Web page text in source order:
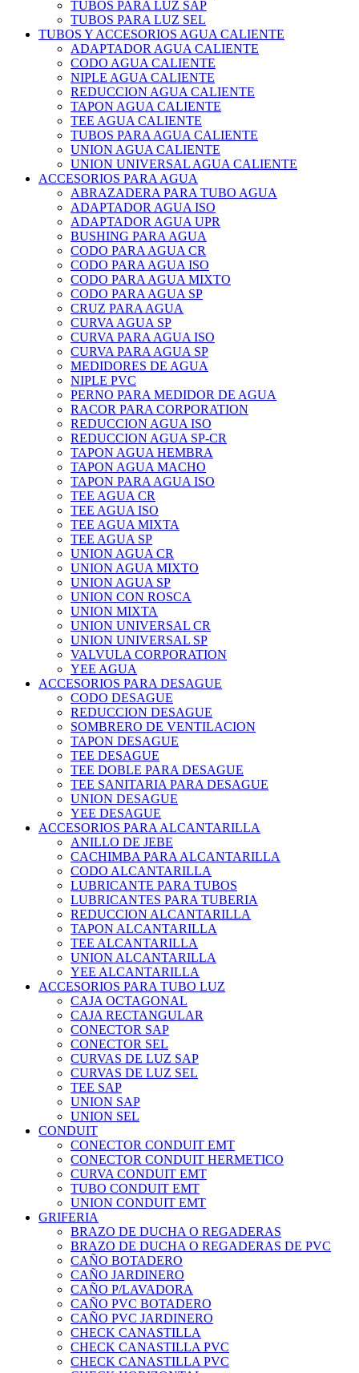
TUBOS PARA LUZ SAP
TUBOS PARA LUZ SEL
TUBOS Y ACCESORIOS AGUA CALIENTE
ADAPTADOR AGUA CALIENTE
CODO AGUA CALIENTE
NIPLE AGUA CALIENTE
REDUCCION AGUA CALIENTE
TAPON AGUA CALIENTE
TEE AGUA CALIENTE
TUBOS PARA AGUA CALIENTE
UNION AGUA CALIENTE
UNION UNIVERSAL AGUA CALIENTE
ACCESORIOS PARA AGUA
ABRAZADERA PARA TUBO AGUA
ADAPTADOR AGUA ISO
ADAPTADOR AGUA UPR
BUSHING PARA AGUA
CODO PARA AGUA CR
CODO PARA AGUA ISO
CODO PARA AGUA MIXTO
CODO PARA AGUA SP
CRUZ PARA AGUA
CURVA AGUA SP
CURVA PARA AGUA ISO
CURVA PARA AGUA SP
MEDIDORES DE AGUA
NIPLE PVC
PERNO PARA MEDIDOR DE AGUA
RACOR PARA CORPORATION
REDUCCION AGUA ISO
REDUCCION AGUA SP-CR
TAPON AGUA HEMBRA
TAPON AGUA MACHO
TAPON PARA AGUA ISO
TEE AGUA CR
TEE AGUA ISO
TEE AGUA MIXTA
TEE AGUA SP
UNION AGUA CR
UNION AGUA MIXTO
UNION AGUA SP
UNION CON ROSCA
UNION MIXTA
UNION UNIVERSAL CR
UNION UNIVERSAL SP
VALVULA CORPORATION
YEE AGUA
ACCESORIOS PARA DESAGUE
CODO DESAGUE
REDUCCION DESAGUE
SOMBRERO DE VENTILACION
TAPON DESAGUE
TEE DESAGUE
TEE DOBLE PARA DESAGUE
TEE SANITARIA PARA DESAGUE
UNION DESAGUE
YEE DESAGUE
ACCESORIOS PARA ALCANTARILLA
ANILLO DE JEBE
CACHIMBA PARA ALCANTARILLA
CODO ALCANTARILLA
LUBRICANTE PARA TUBOS
LUBRICANTES PARA TUBERIA
REDUCCION ALCANTARILLA
TAPON ALCANTARILLA
TEE ALCANTARILLA
UNION ALCANTARILLA
YEE ALCANTARILLA
ACCESORIOS PARA TUBO LUZ
CAJA OCTAGONAL
CAJA RECTANGULAR
CONECTOR SAP
CONECTOR SEL
CURVAS DE LUZ SAP
CURVAS DE LUZ SEL
TEE SAP
UNION SAP
UNION SEL
CONDUIT
CONECTOR CONDUIT EMT
CONECTOR CONDUIT HERMETICO
CURVA CONDUIT EMT
TUBO CONDUIT EMT
UNION CONDUIT EMT
GRIFERIA
BRAZO DE DUCHA O REGADERAS
BRAZO DE DUCHA O REGADERAS DE PVC
CAÑO BOTADERO
CAÑO JARDINERO
CAÑO P/LAVADORA
CAÑO PVC BOTADERO
CAÑO PVC JARDINERO
CHECK CANASTILLA
CHECK CANASTILLA PVC
CHECK CANASTILLA PVC